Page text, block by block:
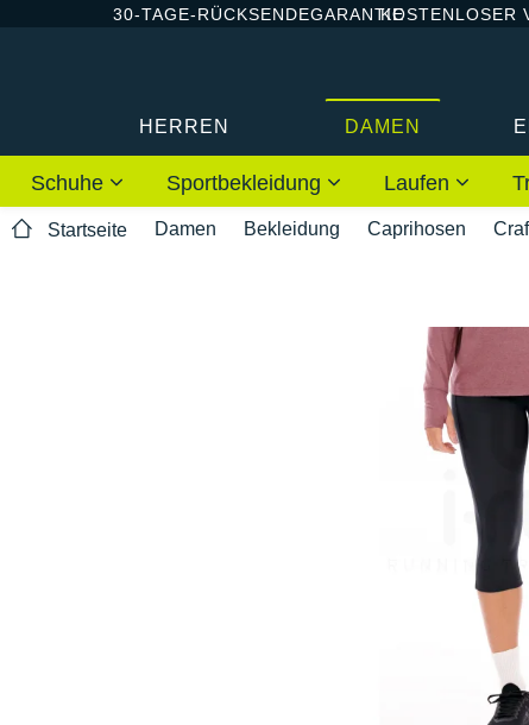
30-TAGE-RÜCKSENDEGARANTIEKOSTENLOSER
HERREN DAMEN
Schuhe Sportbekleidung Laufen
Startseite Damen Bekleidung Caprihosen